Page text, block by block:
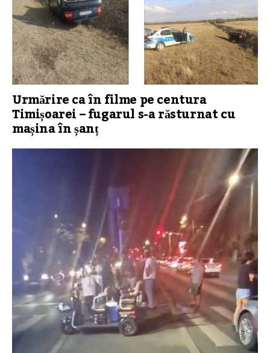
Urmărire ca în filme pe centura
Timișoarei – fugarul s-a răsturnat cu
mașina în șanț